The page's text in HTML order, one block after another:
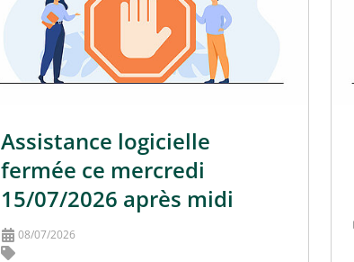
Assistance logicielle
fermée ce mercredi
15/07/2026 après midi
08/07/2026